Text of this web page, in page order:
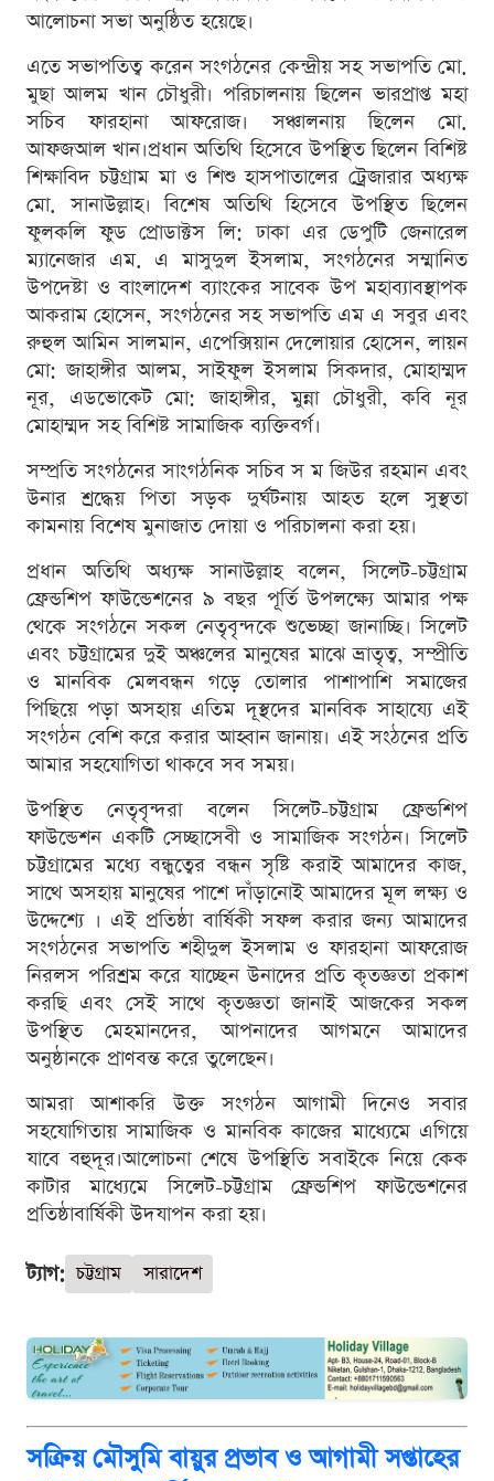
আলোচনা সভা অনুষ্ঠিত হয়েছে।
এতে সভাপতিত্ব করেন সংগঠনের কেন্দ্রীয় সহ সভাপতি মো.
মুছা আলম খান চৌধুরী। পরিচালনায় ছি‌লেন ভারপ্রাপ্ত মহা
সচিব ফারহানা আফরোজ। সঞ্চালনায় ছি‌লেন মো.
আফজআল খান।প্রধান অতিথি হিসেবে উপস্থিত ছিলেন বিশিষ্ট
শিক্ষাবিদ চট্টগ্রাম মা ও শিশু হাসপাতালের ট্রেজারার অধ্যক্ষ
মো. সানাউল্লাহ। বিশেষ অতিথি হিসেবে উপস্থিত ছিলেন
ফুলকলি ফুড প্রোডাক্টস লি: ঢাকা এর ডেপুটি জেনারেল
ম্যানেজার এম. এ মাসুদুল ইসলাম, সংগঠনের সম্মানিত
উপদেষ্টা ও বাংলাদেশ ব্যাংকের সাবেক উপ মহাব্যাবস্থাপক
আকরাম হোসেন, সংগঠনের সহ সভাপতি এম এ সবুর এবং
রুহুল আমিন সালমান, এপেক্সিয়ান দেলোয়ার হোসেন, লায়ন
মো: জাহাঙ্গীর আলম, সাইফুল ইসলাম সিকদার, মোহাম্মদ
নূর, এডভোকেট মো: জাহাঙ্গীর, মুন্না চৌধুরী, কবি নূর
মোহাম্মদ সহ বিশিষ্ট সামাজিক ব্যক্তিবর্গ।
সম্প্রতি সংগঠনের সাংগঠনিক সচিব স ম জিউর রহমান এবং
উনার শ্রদ্ধেয় পিতা সড়ক দুর্ঘটনায় আহত হলে সুস্থতা
কামনায় বিশেষ মুনাজাত দোয়া ও পরিচালনা করা হয়।
প্রধান অতিথি অধ্যক্ষ সানাউল্লাহ বলেন, সিলেট-চট্টগ্রাম
ফ্রেন্ডশিপ ফাউন্ডেশনের ৯ বছর পূর্তি উপলক্ষ্যে আমার পক্ষ
থেকে সংগঠনে সকল নেতৃবৃন্দকে শুভেচ্ছা জানাচ্ছি। সিলেট
এবং চট্টগ্রামের দুই অঞ্চলের মানুষের মাঝে ভ্রাতৃত্ব, সম্প্রীতি
ও মানবিক মেলবন্ধন গড়ে তোলার পাশাপাশি সমাজের
পিছিয়ে পড়া অসহায় এতিম দূস্থদের মানবিক সাহায্যে এই
সংগঠন বেশি করে করার আহ্বান জানায়। এই সংঠনের প্রতি
আমার সহযোগিতা থাকবে সব সময়।
উপস্থিত নেতৃবৃন্দরা বলেন সিলেট-চট্টগ্রাম ফ্রেন্ডশিপ
ফাউন্ডেশন একটি সেচ্ছাসেবী ও সামাজিক সংগঠন। সিলেট
চট্টগ্রামের মধ্যে বন্ধুত্বের বন্ধন সৃষ্টি করাই আমাদের কাজ,
সাথে অসহায় মানুষের পাশে দাঁড়ানোই আমাদের মূল লক্ষ্য ও
উদ্দেশ্যে । এই প্রতিষ্ঠা বার্ষিকী সফল করার জন্য আমাদের
সংগঠনের সভাপতি শহীদুল ইসলাম ও ফারহানা আফরোজ
নিরলস পরিশ্রম করে যাচ্ছেন উনাদের প্রতি কৃতজ্ঞতা প্রকাশ
করছি এবং সেই সাথে কৃতজ্ঞতা জানাই আজকের সকল
উপস্থিত মেহমানদের, আপনাদের আগমনে আমাদের
অনুষ্ঠানকে প্রাণবন্ত করে তুলেছেন।
আমরা আশাকরি উক্ত সংগঠন আগামী দিনেও সবার
সহযোগিতায় সামাজিক ও মানবিক কাজের মাধ্যেমে এগিয়ে
যাবে বহুদূর।আলোচনা শেষে উপস্থিতি সবাইকে নিয়ে কেক
কাটার মাধ্যেমে সিলেট-চট্টগ্রাম ফ্রেন্ডশিপ ফাউন্ডেশনের
প্রতিষ্ঠাবার্ষিকী উদযাপন করা হয়।
ট্যাগ: চট্টগ্রাম সারাদেশ
সক্রিয় মৌসুমি বায়ুর প্রভাব ও আগামী সপ্তাহের